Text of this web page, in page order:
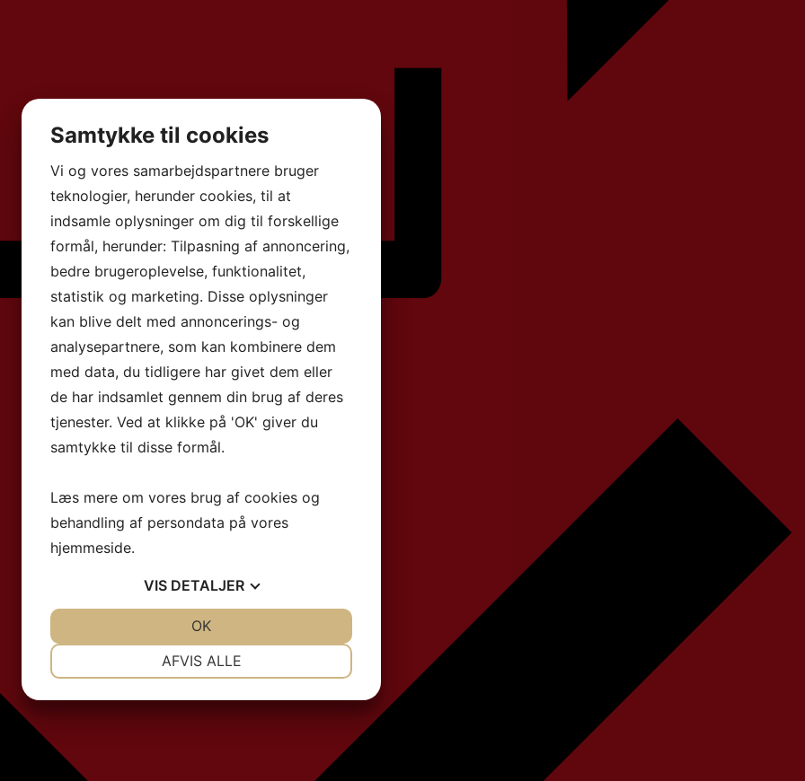
Samtykke til cookies
Vi og vores samarbejdspartnere bruger
teknologier, herunder cookies, til at
indsamle oplysninger om dig til forskellige
formål, herunder: Tilpasning af annoncering,
bedre brugeroplevelse, funktionalitet,
statistik og marketing. Disse oplysninger
kan blive delt med annoncerings- og
analysepartnere, som kan kombinere dem
med data, du tidligere har givet dem eller
de har indsamlet gennem din brug af deres
tjenester. Ved at klikke på 'OK' giver du
samtykke til disse formål.
Læs mere om vores brug af cookies og
behandling af persondata på vores
hjemmeside.
VIS DETALJER
AFVIS ALLE
OK